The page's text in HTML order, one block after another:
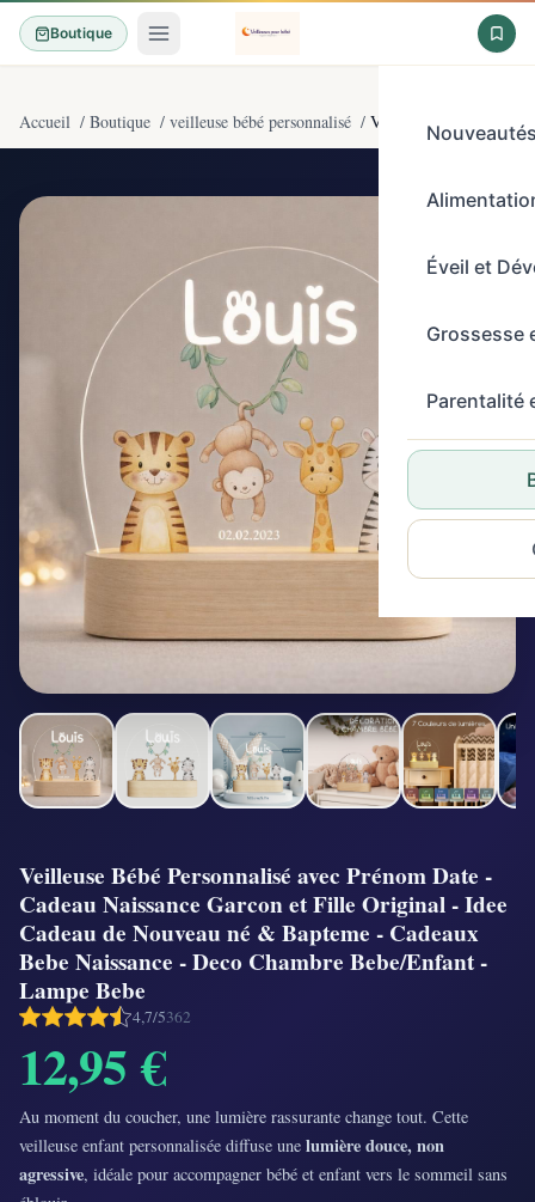
Boutique
Éveil et
Grossesse
Parentalité
Accueil / Boutique / veilleuse bébé personnalisé / Veilleuse Bébé
Veilleuse Bébé Personnalisé avec Prénom Date -
Cadeau Naissance Garcon et Fille Original - Idee
Cadeau de Nouveau né & Bapteme - Cadeaux
Bebe Naissance - Deco Chambre Bebe/Enfant -
Lampe Bebe
4,7/5362
12,95 €
Au moment du coucher, une lumière rassurante change tout. Cette
veilleuse enfant personnalisée diffuse une lumière douce, non
agressive, idéale pour accompagner bébé et enfant vers le sommeil sans